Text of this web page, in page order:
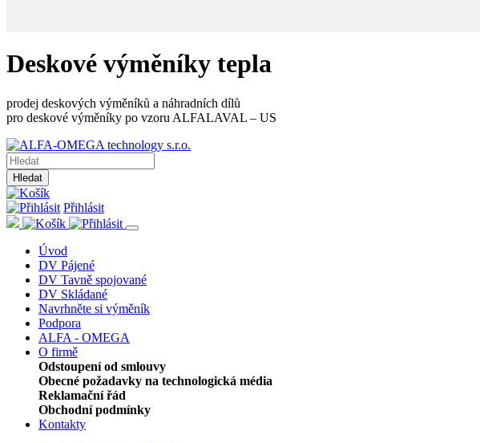
Deskové výměníky tepla
prodej deskových výměníků a náhradních dílů
pro deskové výměníky po vzoru ALFALAVAL – US
Hledat
Přihlásit
Úvod
DV Pájené
DV Tavně spojované
DV Skládané
Navrhněte si výměník
Podpora
ALFA - OMEGA
O firmě
Odstoupení od smlouvy
Obecné požadavky na technologická média
Reklamační řád
Obchodní podmínky
Kontakty